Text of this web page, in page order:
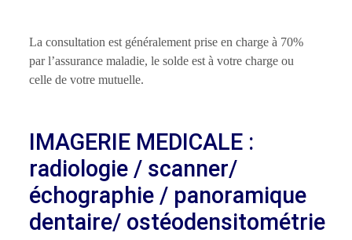
La consultation est généralement prise en charge à 70%
par l’assurance maladie, le solde est à votre charge ou
celle de votre mutuelle.
IMAGERIE MEDICALE :
radiologie / scanner/
échographie / panoramique
dentaire/ ostéodensitométrie